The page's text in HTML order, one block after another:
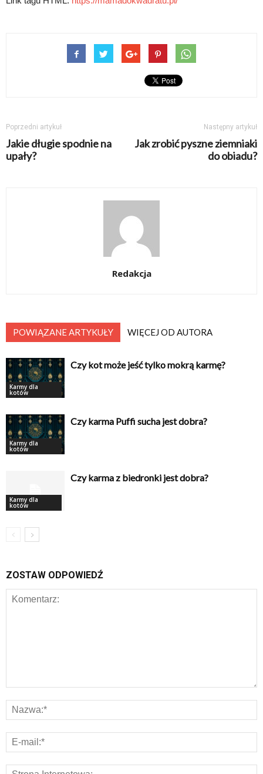
Poprzedni artykuł
Jakie długie spodnie na
upały?
Następny artykuł
Jak zrobić pyszne ziemniaki
do obiadu?
Redakcja
POWIĄZANE ARTYKUŁY WIĘCEJ OD AUTORA
Karmy dla
kotów
Czy kot może jeść tylko mokrą karmę?
Karmy dla
kotów
Czy karma Puffi sucha jest dobra?
Karmy dla
kotów
Czy karma z biedronki jest dobra?
ZOSTAW ODPOWIEDŹ